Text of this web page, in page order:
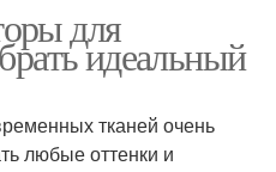
для
идеальный
тканей очень
любые оттенки и